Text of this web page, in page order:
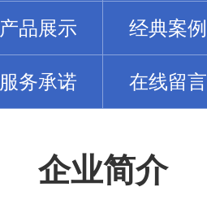
产品展示 经典案例
服务承诺 在线留言
企业简介